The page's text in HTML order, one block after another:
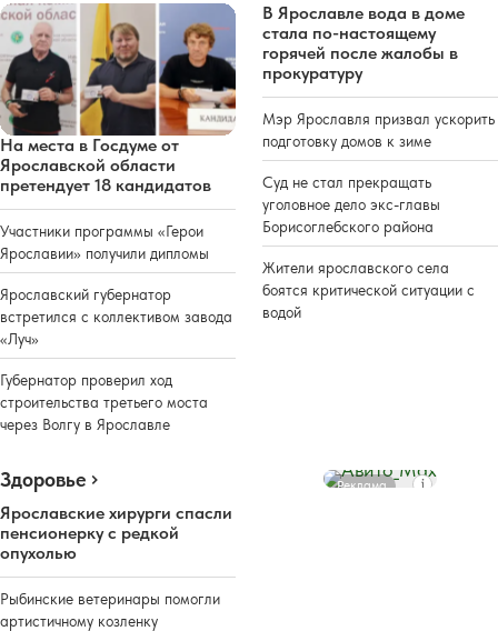
На места в Госдуме от
Ярославской области
претендует 18 кандидатов
Участники программы «Герои
Ярославии» получили дипломы
Ярославский губернатор
встретился с коллективом завода
«Луч»
Губернатор проверил ход
строительства третьего моста
через Волгу в Ярославле
В Ярославле вода в доме
стала по-настоящему
горячей после жалобы в
прокуратуру
Мэр Ярославля призвал ускорить
подготовку домов к зиме
Суд не стал прекращать
уголовное дело экс-главы
Борисоглебского района
Жители ярославского села
боятся критической ситуации с
водой
Здоровье
Ярославские хирурги спасли
пенсионерку с редкой
опухолью
Рыбинские ветеринары помогли
артистичному козленку
Реклама